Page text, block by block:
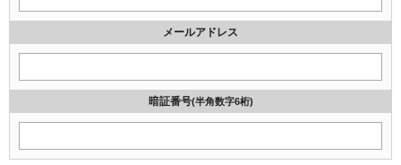
メールアドレス
暗証番号(半角数字6桁)